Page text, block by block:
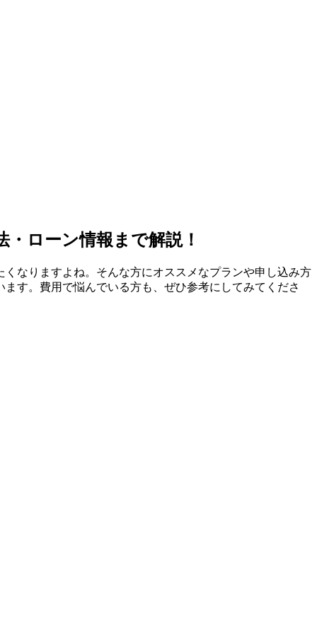
ローン情報まで解説！
なりますよね。そんな方にオススメなプランや申し込み方
す。費用で悩んでいる方も、ぜひ参考にしてみてくださ